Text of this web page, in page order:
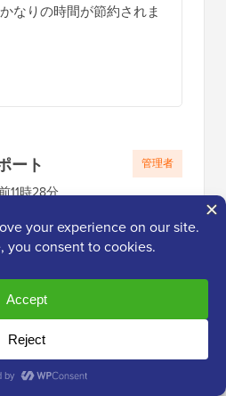
なりの時間が節約されま
ート
11時28分
お役に立てて嬉しいで
管理者